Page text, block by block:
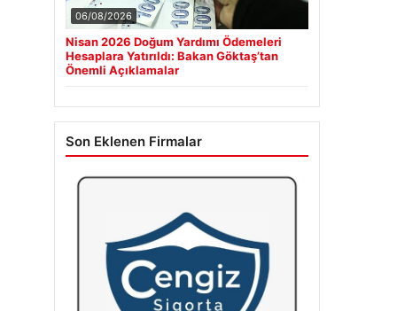
06/08/2026
Nisan 2026 Doğum Yardımı Ödemeleri
Hesaplara Yatırıldı: Bakan Göktaş’tan
Önemli Açıklamalar
Son Eklenen Firmalar